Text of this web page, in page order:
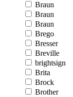
Braun
Braun
Braun
Brego
Bresser
Breville
brightsign
Brita
Brock
Brother